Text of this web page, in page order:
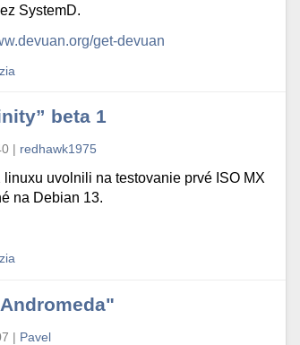
SystemD.
get-devuan
beta 1
| redhawk1975
linuxu uvolnili na testovanie prvé ISO MX
na Debian 13.
| Pavel